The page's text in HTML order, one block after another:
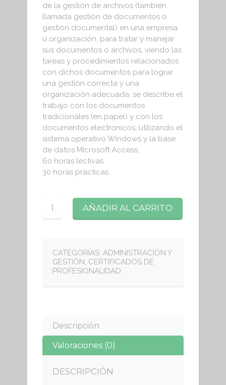
de la gestión de archivos (también
llamada gestión de documentos o
gestión documental) en una empresa
u organización, para tratar y manejar
sus documentos o archivos, viendo las
tareas y procedimientos relacionados
con dichos documentos para lograr
una gestión correcta y una
organización adecuada; se describe el
trabajo con los documentos
tradicionales (en papel) y con los
documentos electrónicos, utilizando el
sistema operativo Windows y la base
de datos Microsoft Access.
60 horas lectivas
30 horas prácticas
Cantidad
AÑADIR AL CARRITO
CATEGORÍAS: ADMINISTRACIÓN Y
GESTIÓN, CERTIFICADOS DE
PROFESIONALIDAD
Descripción
Valoraciones (0)
DESCRIPCIÓN